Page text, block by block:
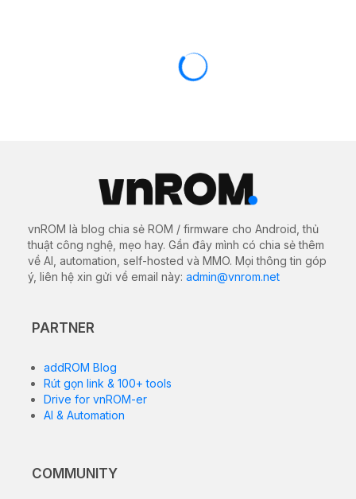
(FREE) rom stock cho OPPO F1 Plus
Tại đây bạn có thể tải về bộ file ROM gốc (Stock
cho OPPO F1 Plus X9009. Các file này cực kỳ cần
thiết để khắc phục các sự cố phần mềm, sửa lỗi treo
logo (bootloop), nâng cấp/hạ cấp hệ điều hành hoặc
Màn hình
1080×1920
Vi xử lý (Chip)
Bộ nhớ